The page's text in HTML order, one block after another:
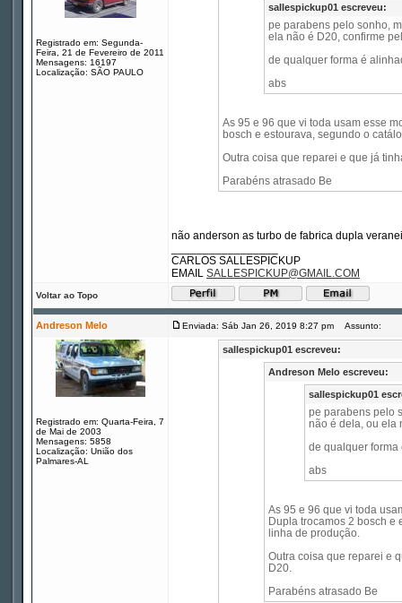
Registrado em: Segunda-
Feira, 21 de Fevereiro de 2011
Mensagens: 16197
Localização: SÃO PAULO
sallespickup01 escreveu:
pe parabens pelo sonho,
ela não é D20, confirme
de qualquer forma é
abs
As 95 e 96 que vi toda usam esse
bosch e estourava, segundo o
Outra coisa que reparei e que já
Parabéns atrasado Be
não anderson as turbo de fabrica dupla
CARLOS SALLESPICKUP
EMAIL SALLESPICKUP@GMAIL.COM
Voltar ao Topo
Andreson Melo Enviada: Sáb Jan 26, 2019 8:27 pm Assunto:
Registrado em: Quarta-Feira, 7
de Mai de 2003
Mensagens: 5858
Localização: União dos
Palmares-AL
sallespickup01 escreveu:
Andreson Melo escreveu:
sallespickup01
pe parabens pelo
não é dela, ou ela
de qualquer
abs
As 95 e 96 que vi toda
Dupla trocamos 2 bosch e
linha de produção.
Outra coisa que reparei e
D20.
Parabéns atrasado Be